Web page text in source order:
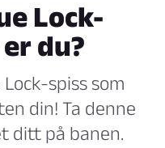
Lock-
du?
spiss som
din! Ta denne
ditt på banen.